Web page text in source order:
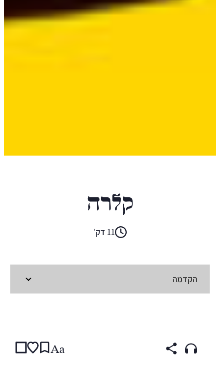
קלרה
11 דק'
הקדמה
Aa